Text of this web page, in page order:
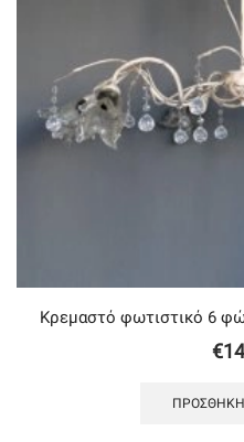
Κρεμαστό φωτιστικό 6
€
ΠΡΟΣΘΉΚΗ